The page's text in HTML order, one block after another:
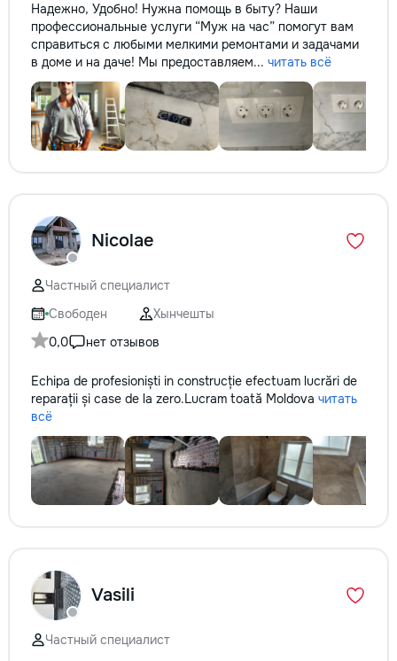
Надежно, Удобно! Нужна помощь в быту? Наши
профессиональные услуги “Муж на час” помогут вам
справиться с любыми мелкими ремонтами и задачами
в доме и на даче! Мы предоставляем... читать всё
Nicolae
Частный специалист
Свободен
Хынчешты
0,0
нет отзывов
Echipa de profesioniști in construcție efectuam lucrări de
reparații și case de la zero.Lucram toată Moldova читать
всё
Vasili
Частный специалист